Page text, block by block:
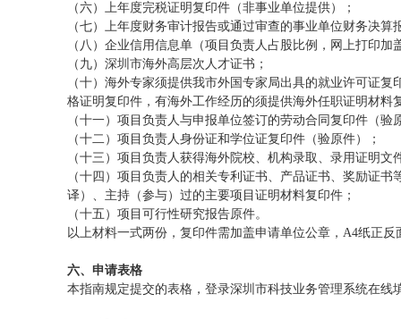
（六）上年度完税证明复印件（非事业单位提供）；
（七）上年度财务审计报告或通过审查的事业单位财务决
（八）企业信用信息单（项目负责人占股比例，网上打印加
（九）深圳市海外高层次人才证书；
（十）海外专家须提供我市外国专家局出具的就业许可证
格证明复印件，有海外工作经历的须提供海外任职证明材
（十一）项目负责人与申报单位签订的劳动合同复印件（验
（十二）项目负责人身份证和学位证复印件（验原件）；
（十三）项目负责人获得海外院校、机构录取、录用证明文
（十四）项目负责人的相关专利证书、产品证书、奖励证
译）、主持（参与）过的主要项目证明材料复印件；
（十五）项目可行性研究报告原件。
以上材料一式两份，复印件需加盖申请单位公章，A4纸正
六、申请表格
本指南规定提交的表格，登录深圳市科技业务管理系统在线